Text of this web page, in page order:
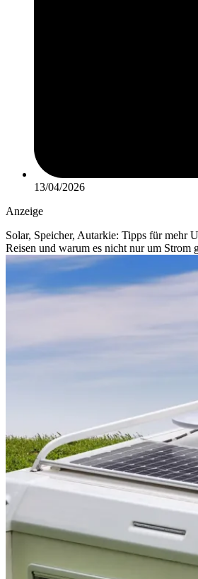
13/04/2026
Anzeige
Solar, Speicher, Autarkie: Tipps für mehr
Reisen und warum es nicht nur um Strom